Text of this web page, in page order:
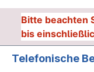
Bitte beachten
bis
Telefonische